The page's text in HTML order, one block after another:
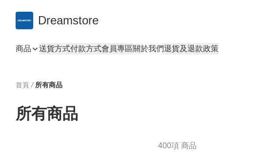
Dreamstore
商品 送貨方式付款方式會員專區關於我們退貨及退款政策
首頁 / 所有商品
所有商品
400項 商品